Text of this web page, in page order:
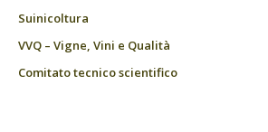
Suinicoltura
VVQ – Vigne, Vini e Qualità
Comitato tecnico scientifico